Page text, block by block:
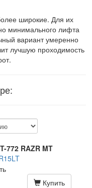
широкие. Для их
минимального лифта
вариант умеренно
лучшую проходимость
772 RAZR MT
Купить